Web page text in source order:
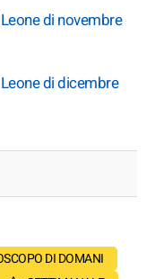
di novembre
di dicembre
DI DOMANI